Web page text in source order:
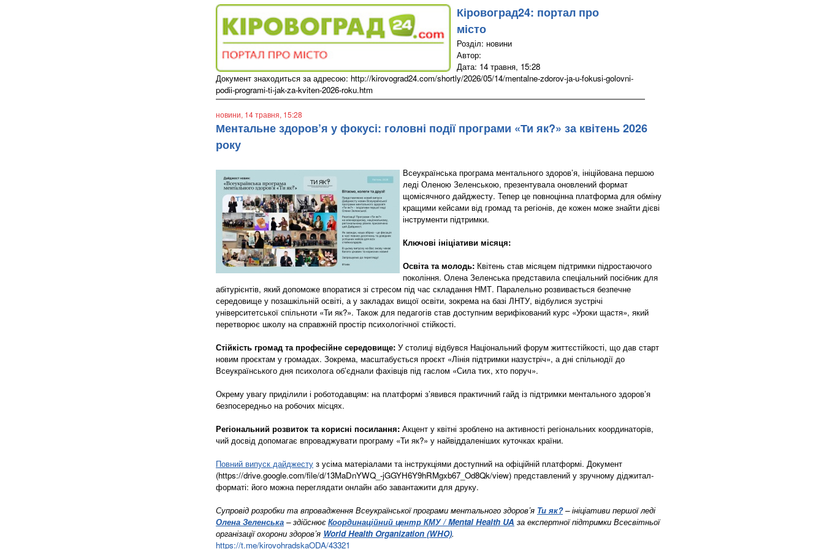
Кіровоград24: портал про
місто
Розділ: новини
Автор:
Дата: 14 травня, 15:28
Документ знаходиться за адресою: http://kirovograd24.com/shortly/2026/05/14/mentalne-zdorov-ja-u-fokusi-golovni-
podii-programi-ti-jak-za-kviten-2026-roku.htm
новини, 14 травня, 15:28
Ментальне здоров’я у фокусі: головні події програми «Ти як?» за квітень 2026
року
Всеукраїнська програма ментального здоров’я, ініційована першою
леді Оленою Зеленською, презентувала оновлений формат
щомісячного дайджесту. Тепер це повноцінна платформа для обміну
кращими кейсами від громад та регіонів, де кожен може знайти дієві
інструменти підтримки.
Ключові ініціативи місяця:
Освіта та молодь: Квітень став місяцем підтримки підростаючого
покоління. Олена Зеленська представила спеціальний посібник для
абітурієнтів, який допоможе впоратися зі стресом під час складання НМТ. Паралельно розвивається безпечне
середовище у позашкільній освіті, а у закладах вищої освіти, зокрема на базі ЛНТУ, відбулися зустрічі
університетської спільноти «Ти як?». Також для педагогів став доступним верифікований курс «Уроки щастя», який
перетворює школу на справжній простір психологічної стійкості.
Стійкість громад та професійне середовище: У столиці відбувся Національний форум життєстійкості, що дав старт
новим проєктам у громадах. Зокрема, масштабується проєкт «Лінія підтримки назустріч», а дні спільнодії до
Всеукраїнського дня психолога об’єднали фахівців під гаслом «Сила тих, хто поруч».
Окрему увагу приділили і роботодавцям: на платформі з’явився практичний гайд із підтримки ментального здоров’я
безпосередньо на робочих місцях.
Регіональний розвиток та корисні посилання: Акцент у квітні зроблено на активності регіональних координаторів,
чий досвід допомагає впроваджувати програму «Ти як?» у найвіддаленіших куточках країни.
Повний випуск дайджесту з усіма матеріалами та інструкціями доступний на офіційній платформі. Документ
(https://drive.google.com/file/d/13MaDnYWQ_-jGGYH6Y9hRMgxb67_Od8Qk/view) представлений у зручному діджитал-
форматі: його можна переглядати онлайн або завантажити для друку.
Супровід розробки та впровадження Всеукраїнської програми ментального здоров’я Ти як?– ініціативи першої леді
Олена Зеленська – здійснюєКоординаційний центр КМУ / Mental Health UA за експертної підтримки Всесвітньої
організації охорони здоров’я World Health Organization (WHO).
https://t.me/kirovohradskaODA/43321